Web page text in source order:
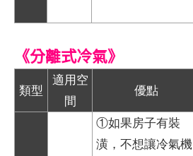
《分離式冷氣》
類型
適用空
間
優點
①如果房子有裝
潢，不想讓冷氣機